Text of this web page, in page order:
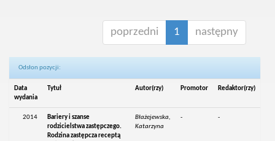
poprzedni 1 następny
Odsłon pozycji:
Data
wydania
Tytuł Autor(rzy) Promotor Redaktor(rzy)
2014
Bariery i szanse
rodzicielstwa zastępczego.
Rodzina zastępcza receptą
Błażejewska,
Katarzyna
- -